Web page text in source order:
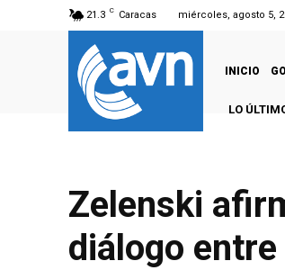
21.3 C Caracas miércoles, agosto 5,
INICIO
LO
Zelenski
diálogo entre